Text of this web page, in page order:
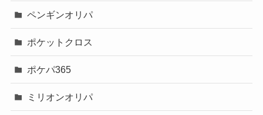
ペンギンオリパ
ポケットクロス
ポケパ365
ミリオンオリパ